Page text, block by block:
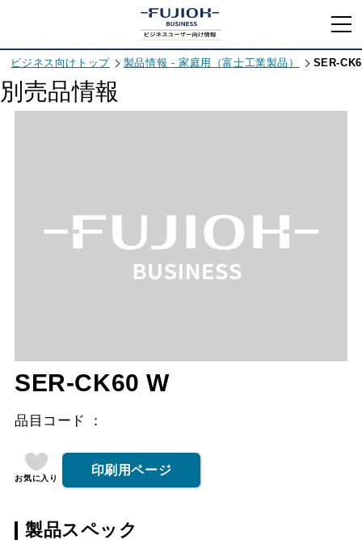
ビジネス向けトップ 製品情報 - 家庭用（富士工業製品） SER-
別売品情報
SER-CK60 W
品目コード
お気に入り
印刷用ページ
製品スペック